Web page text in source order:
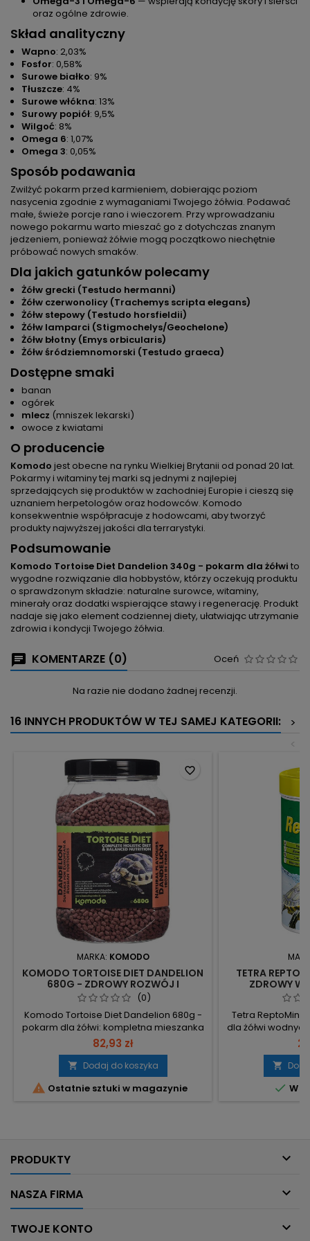
oraz ogólne zdrowie.
Skład analityczny
Wapno: 2,03%
Fosfor: 0,58%
Surowe białko: 9%
Tłuszcze: 4%
Surowe włókna: 13%
Surowy popiół: 9,5%
Wilgoć: 8%
Omega 6: 1,07%
Omega 3: 0,05%
Sposób podawania
Zwilżyć pokarm przed karmieniem, dobierając poziom
nasycenia zgodnie z wymaganiami Twojego żółwia. Podawać
małe, świeże porcje rano i wieczorem. Przy wprowadzaniu
nowego pokarmu warto mieszać go z dotychczas znanym
jedzeniem, ponieważ żółwie mogą początkowo niechętnie
próbować nowych smaków.
Dla jakich gatunków polecamy
Żółw grecki (Testudo hermanni)
Żółw czerwonolicy (Trachemys scripta elegans)
Żółw stepowy (Testudo horsfieldii)
Żółw lamparci (Stigmochelys/Geochelone)
Żółw błotny (Emys orbicularis)
Żółw śródziemnomorski (Testudo graeca)
Dostępne smaki
banan
ogórek
mlecz (mniszek lekarski)
owoce z kwiatami
O producencie
Komodo jest obecne na rynku Wielkiej Brytanii od ponad 20 lat.
Pokarmy i witaminy tej marki są jednymi z najlepiej
sprzedających się produktów w zachodniej Europie i cieszą się
uznaniem herpetologów oraz hodowców. Komodo
konsekwentnie współpracuje z hodowcami, aby tworzyć
produkty najwyższej jakości dla terrarystyki.
Podsumowanie
Komodo Tortoise Diet Dandelion 340g - pokarm dla żółwi to
wygodne rozwiązanie dla hobbystów, którzy oczekują produktu
o sprawdzonym składzie: naturalne surowce, witaminy,
minerały oraz dodatki wspierające stawy i regenerację. Produkt
nadaje się jako element codziennej diety, ułatwiając utrzymanie
zdrowia i kondycji Twojego żółwia.
KOMENTARZE (0) Oceń
Na razie nie dodano żadnej recenzji.
16 INNYCH PRODUKTÓW W TEJ SAMEJ KATEGORII:
>
<
MARKA: KOMODO
KOMODO TORTOISE DIET DANDELION
680G - ZDROWY ROZWÓJ I
ODPORNOŚĆ(0)
Komodo Tortoise Diet Dandelion 680g -
pokarm dla żółwi: kompletna mieszanka
ziół, owoców i warzyw opracowana
przez herpetologów, zawierająca
witaminy A, D3, E oraz dodatki
wspierające stawy i mineralizację. 680 g
– opakowanie gotowe do dawkowania.
82,93 zł
 Dodaj do koszyka
 Ostatnie sztuki w magazynie
favorite_border
TETRA
ZDROWY
Tetra ReptoMin
dla żółwi
z wysokim
przyswajalnych
zawartością
rozwoju
praktyczne

 W
PRODUKTY 
NASZA FIRMA 
TWOJE KONTO 